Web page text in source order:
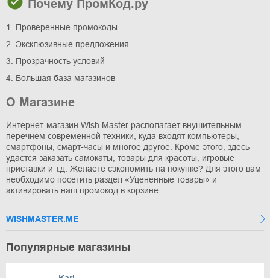
Почему ПромКод.ру
1. Проверенные промокоды
2. Эксклюзивные предложения
3. Прозрачность условий
4. Большая база магазинов
О Магазине
Интернет-магазин Wish Master располагает внушительным
перечнем современной техники, куда входят компьютеры,
смартфоны, смарт-часы и многое другое. Кроме этого, здесь
удастся заказать самокаты, товары для красоты, игровые
приставки и т.д. Желаете сэкономить на покупке? Для этого вам
необходимо посетить раздел «Уцененные товары» и
активировать наш промокод в корзине.
WISHMASTER.ME
Популярные магазины